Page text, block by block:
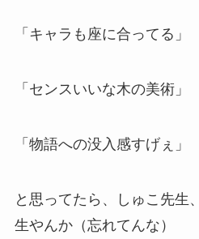
「キャラも座に合ってる」
「センスいいな木の美術」
「物語への没入感すげぇ」
と思ってたら、しゅこ先生
生やんか（忘れてんな）